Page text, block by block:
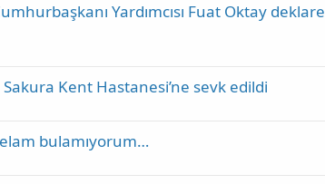
Yardımcısı Fuat Oktay deklare
Kent Hastanesi’ne sevk edildi
bulamıyorum…